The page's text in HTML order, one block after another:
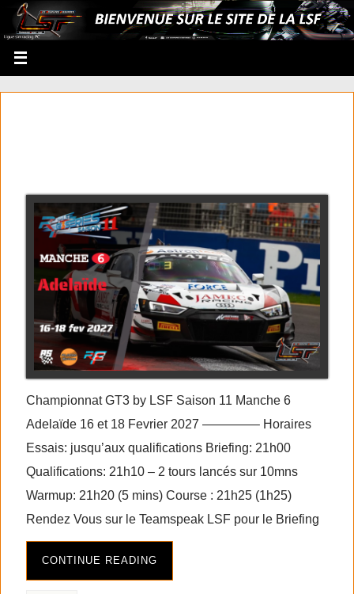
Championnat GT3 by LSF Saison 11 Manche 6
Adelaïde 16 et 18 Fevrier 2027 ————– Horaires
Essais: jusqu’aux qualifications Briefing: 21h00
Qualifications: 21h10 – 2 tours lancés sur 10mns
Warmup: 21h20 (5 mins) Course : 21h25 (1h25)
Rendez Vous sur le Teamspeak LSF pour le Briefing
CONTINUE READING